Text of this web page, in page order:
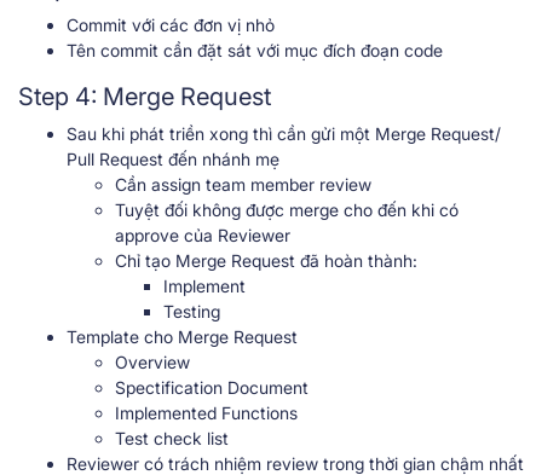
Commit với các đơn vị nhỏ
Tên commit cần đặt sát với mục đích đoạn code
Step 4: Merge Request
Sau khi phát triền xong thì cần gửi một Merge Request/
Pull Request đến nhánh mẹ
Cần assign team member review
Tuyệt đối không được merge cho đến khi có
approve của Reviewer
Chỉ tạo Merge Request đã hoàn thành:
Implement
Testing
Template cho Merge Request
Overview
Spectification Document
Implemented Functions
Test check list
Reviewer có trách nhiệm review trong thời gian chậm nhất